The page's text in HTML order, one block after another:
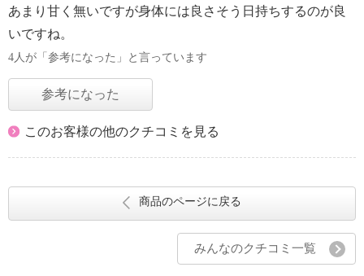
あまり甘く無いですが身体には良さそう日持ちするのが良
いですね。
4人が「参考になった」と言っています
参考になった
このお客様の他のクチコミを見る
商品のページに戻る
みんなのクチコミ一覧